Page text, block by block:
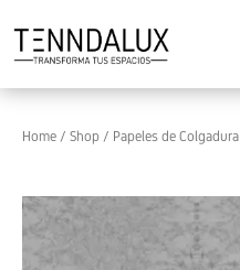
Home / Shop / Papeles de Colgadura